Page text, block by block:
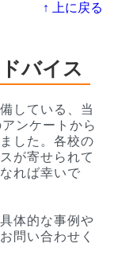
↑ 上に戻る
バイス
している、当
ンケートから
した。各校の
が寄せられて
れば幸いで
体的な事例や
問い合わせく